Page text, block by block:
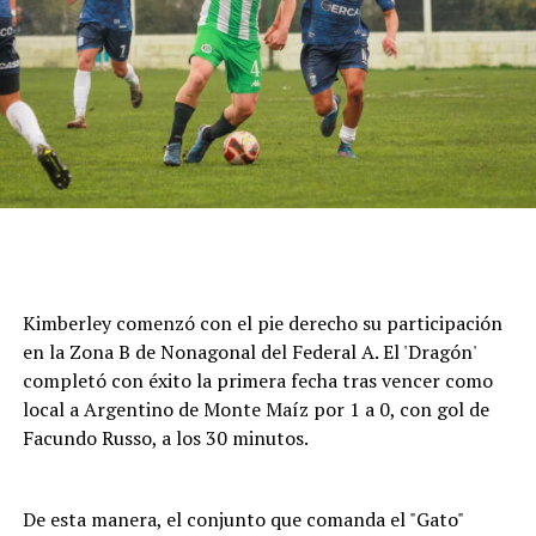
Cómo funciona el Power Ranking de la Fórmula 1
Esta clasificación funciona a través de un panel de cinco
incluye también la clasificación previa y, en caso de
tener, las carreras sprint.
Este análisis tiene la premisa de dejar de lado el
potencial del auto en la calificación de los pilotos, por lo
Kimberley comenzó con el pie derecho su participación
en la Zona B de Nonagonal del Federal A. El 'Dragón'
completó con éxito la primera fecha tras vencer como
local a Argentino de Monte Maíz por 1 a 0, con gol de
Facundo Russo, a los 30 minutos.
De esta manera, el conjunto que comanda el "Gato"